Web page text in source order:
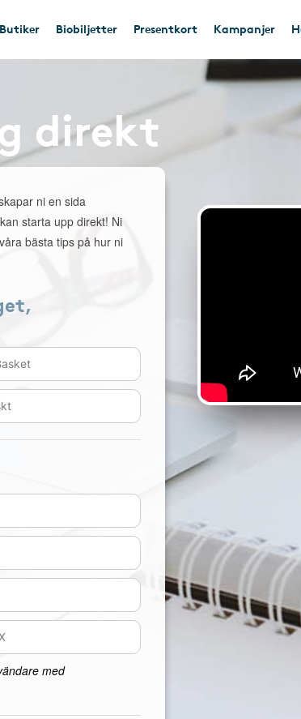
Butiker Biobiljetter Presentkort Kampanjer
direkt
ni en sida
starta upp direkt! Ni
bästa tips på hur ni
med